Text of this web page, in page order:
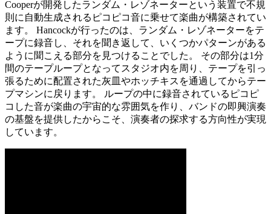
Cooperが開発したランダム・レゾネーターという装置で不規
則に自動生成されるピコピコ音に乗せて楽曲が構築されてい
ます。 Hancockが行ったのは、ランダム・レゾネーターをテ
ープに録音し、それを聞き返して、いくつかパターンがある
ように聞こえる部分を見つけることでした。 その部分は1分
間のテープループとなってスタジオ内を周り、テープを引っ
張るために配置された灰皿やホッチキスを通過してからテー
プマシンに戻ります。 ループの中に録音されているピコピ
コした音が楽曲の宇宙的な雰囲気を作り、バンドの即興演奏
の基盤を提供したからこそ、演奏者の探求する方向性が実現
しています。